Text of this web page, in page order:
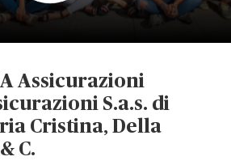
Assicurazioni
S.a.s. di
Cristina, Della
C.